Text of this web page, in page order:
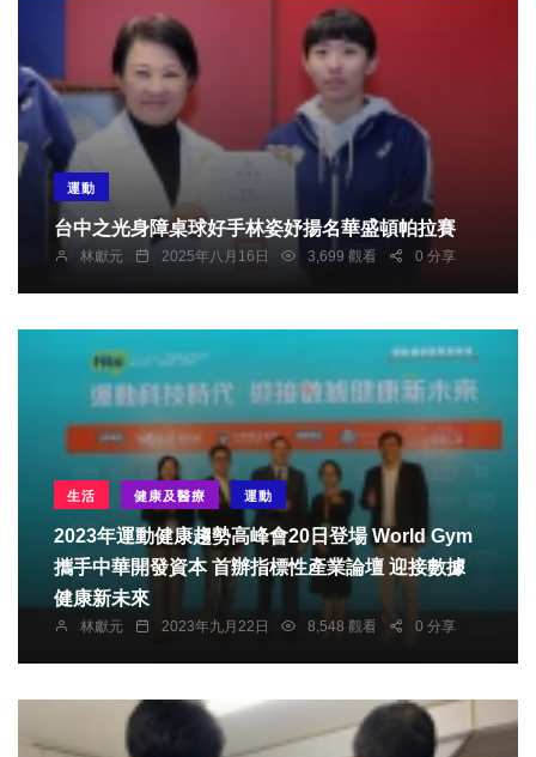
運動
台中之光身障桌球好手林姿妤揚名華盛頓帕拉賽
林獻元 2025年八月16日 3,699 觀看 0 分享
生活 健康及醫療 運動
2023年運動健康趨勢高峰會20日登場 World Gym
攜手中華開發資本 首辦指標性產業論壇 迎接數據
健康新未來
林獻元 2023年九月22日 8,548 觀看 0 分享